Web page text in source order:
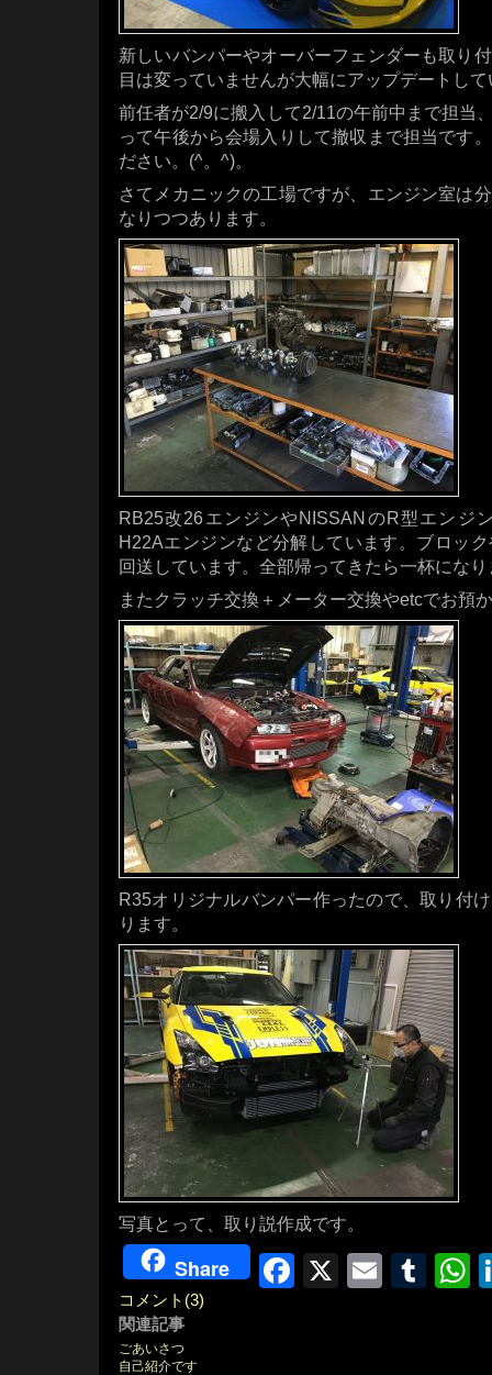
新しいバンパーやオーバーフェンダーも取り
目は変っていませんが大幅にアップデートし
前任者が2/9に搬入して2/11の午前中まで担当
って午後から会場入りして撤収まで担当です
ださい。(^。^)。
さてメカニックの工場ですが、エンジン室は
なりつつあります。
RB25改26エンジンやNISSANのR型エンジ
H22Aエンジンなど分解しています。ブロッ
回送しています。全部帰ってきたら一杯になり
またクラッチ交換＋メーター交換やetcでお預
R35オリジナルバンパー作ったので、取り付
ります。
写真とって、取り説作成です。
Share Facebook
X Email
コメント(3)
関連記事
ごあいさつ
自己紹介です